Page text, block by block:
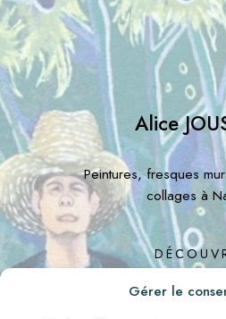
Gérer le
Alice
Peintures, fresques
collages à